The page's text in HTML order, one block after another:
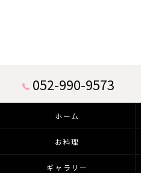
052-990-9573
ホーム
お料理
ギャラリー